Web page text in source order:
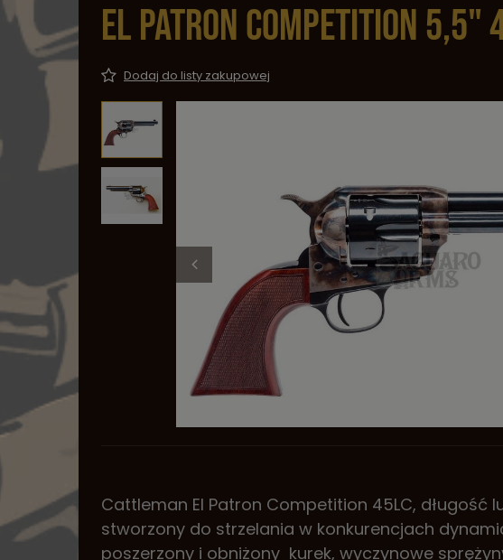
El Patron Competition 5,5"
Dodaj do listy zakupowej
Cattleman El Patron Competition 45LC, długość
stworzony do strzelania w konkurencjach
poszerzony i obniżony kurek, wyczynowe